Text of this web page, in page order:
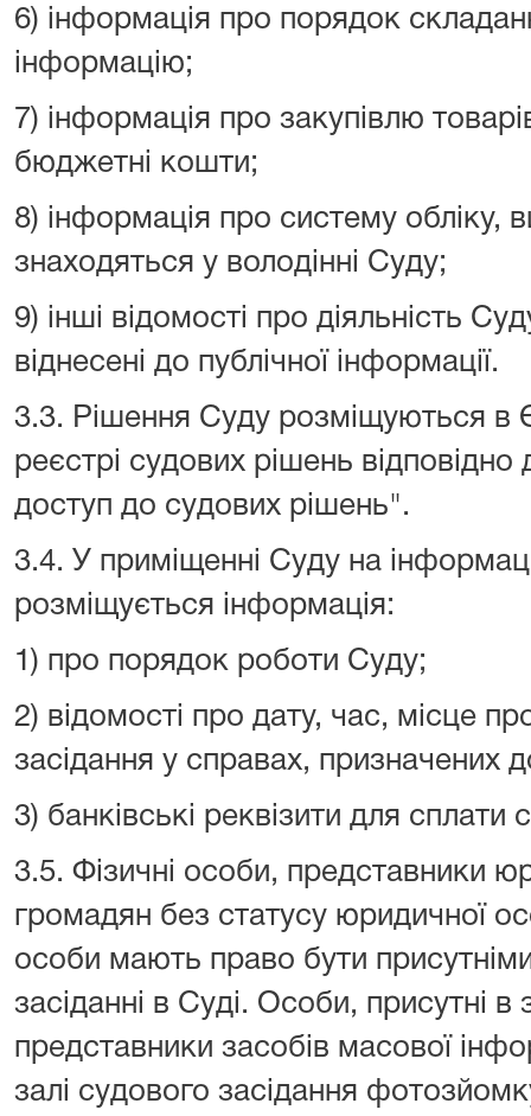
6) інформація про порядок
інформацію;
7) інформація про закупівлю
бюджетні кошти;
8) інформація про систему обліку,
знаходяться у володінні Суду;
9) інші відомості про діяльність
віднесені до публічної інформації.
3.3. Рішення Суду розміщуються
реєстрі судових рішень
доступ до судових рішень".
3.4. У приміщенні Суду на
розміщується інформація:
1) про порядок роботи Суду;
2) відомості про дату, час, місце
засідання у справах, призначених
3) банківські реквізити для
3.5. Фізичні особи, представники
громадян без статусу юридичної
особи мають право бути
засіданні в Суді. Особи, присутні в
представники засобів масової
залі судового засідання